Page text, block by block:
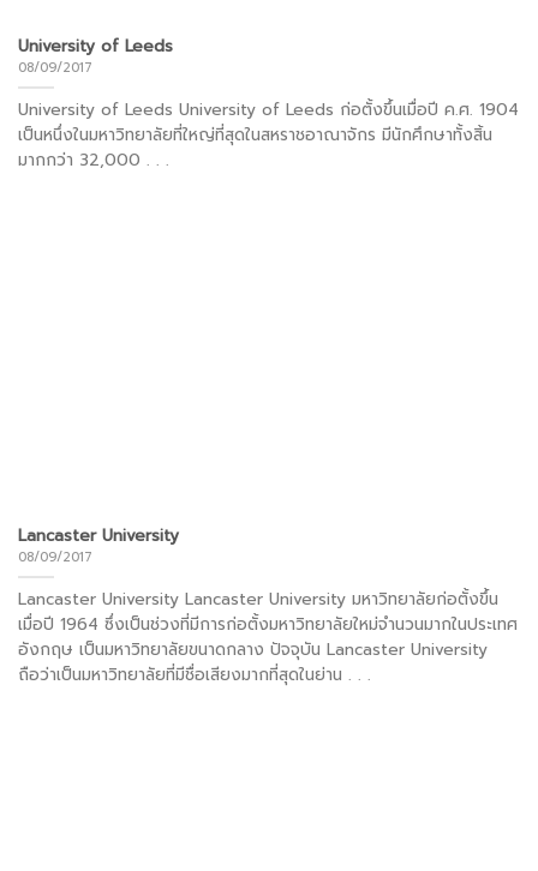
University of Leeds
08/09/2017
University of Leeds University of Leeds ก่อตั้งขึ้นเมื่อปี ค.ศ. 1904
เป็นหนึ่งในมหาวิทยาลัยที่ใหญ่ที่สุดในสหราชอาณาจักร มีนักศึกษาทั้งสิ้น
มากกว่า 32,000 . . .
Lancaster University
08/09/2017
Lancaster University Lancaster University มหาวิทยาลัยก่อตั้งขึ้น
เมื่อปี 1964 ซึ่งเป็นช่วงที่มีการก่อตั้งมหาวิทยาลัยใหม่จำนวนมากในประเทศ
อังกฤษ เป็นมหาวิทยาลัยขนาดกลาง ปัจจุบัน Lancaster University
ถือว่าเป็นมหาวิทยาลัยที่มีชื่อเสียงมากที่สุดในย่าน . . .